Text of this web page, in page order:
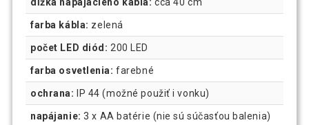
farba kábla: zelená
počet LED diód: 200 LED
farba osvetlenia: farebné
ochrana: IP 44 (možné použiť i vonku)
napájanie: 3 x AA batérie (nie sú súčasťou balenia)